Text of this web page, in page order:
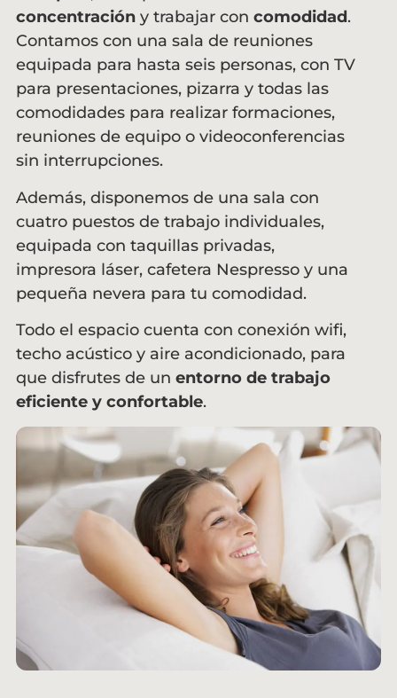
concentracióny trabajar con comodidad.
Contamos con una sala de reuniones
equipada para hasta seis personas, con TV
para presentaciones, pizarra y todas las
comodidades para realizar formaciones,
reuniones de equipo o videoconferencias
sin interrupciones.
Además, disponemos de una sala con
cuatro puestos de trabajo individuales,
equipada con taquillas privadas,
impresora láser, cafetera Nespresso y una
pequeña nevera para tu comodidad.
Todo el espacio cuenta con conexión wifi,
techo acústico y aire acondicionado, para
que disfrutes de un entorno de trabajo
eficiente y confortable.